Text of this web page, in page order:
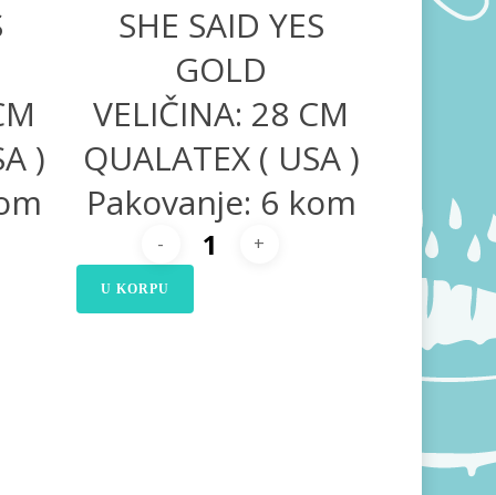
)
SHE SAID YES
GOLD
VELIČINA: 28 CM
QUALATEX ( USA )
Pakovanje: 6 kom
U KORPU